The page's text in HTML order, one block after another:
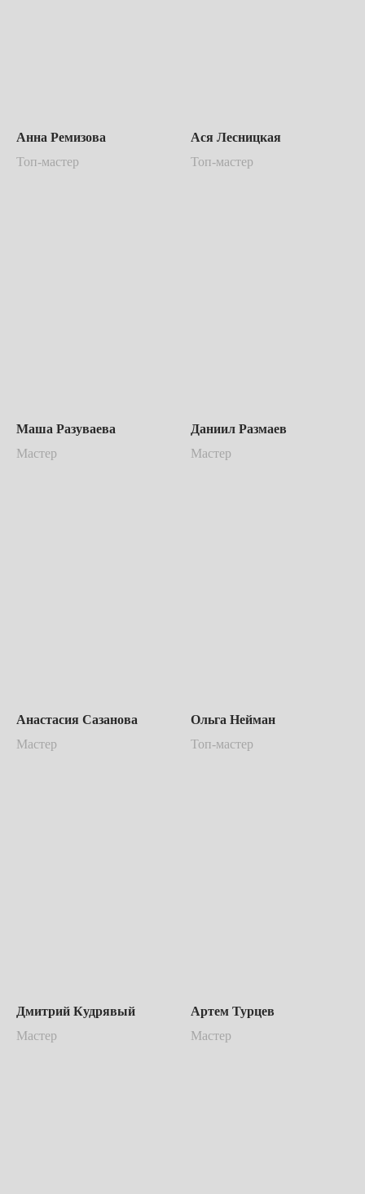
Анна Ремизова
Топ-мастер
Ася Лесницкая
Топ-мастер
Маша Разуваева
Мастер
Даниил Размаев
Мастер
Анастасия Сазанова
Мастер
Ольга Нейман
Топ-мастер
Дмитрий Кудрявый
Мастер
Артем Турцев
Мастер